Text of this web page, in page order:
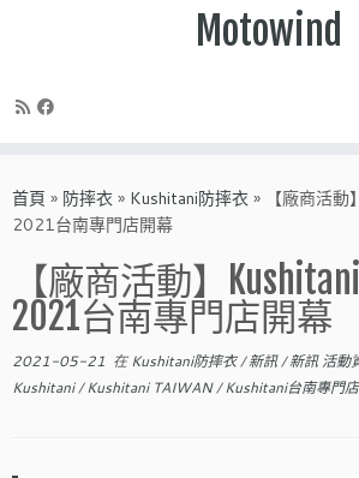
to
content
Motowind
首頁 » 防摔衣 » Kushitani防摔衣 »
【廠商活
2021台南專門店開幕
【廠商活動】
2021台南專門店開幕
2021-05-21 在Kushitani防摔衣/新訊/新訊 活動
Kushitani/Kushitani TAIWAN/Kushitani台南專門